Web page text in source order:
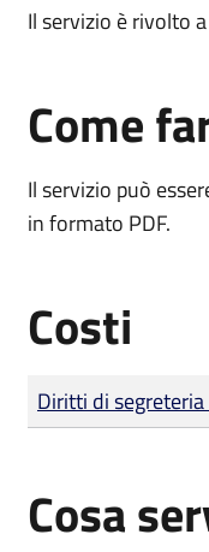
Il servizio è rivolto
Come
Il servizio può
in formato PDF.
Costi
Tipo di pagamento
Importo
Diritti di
Cosa